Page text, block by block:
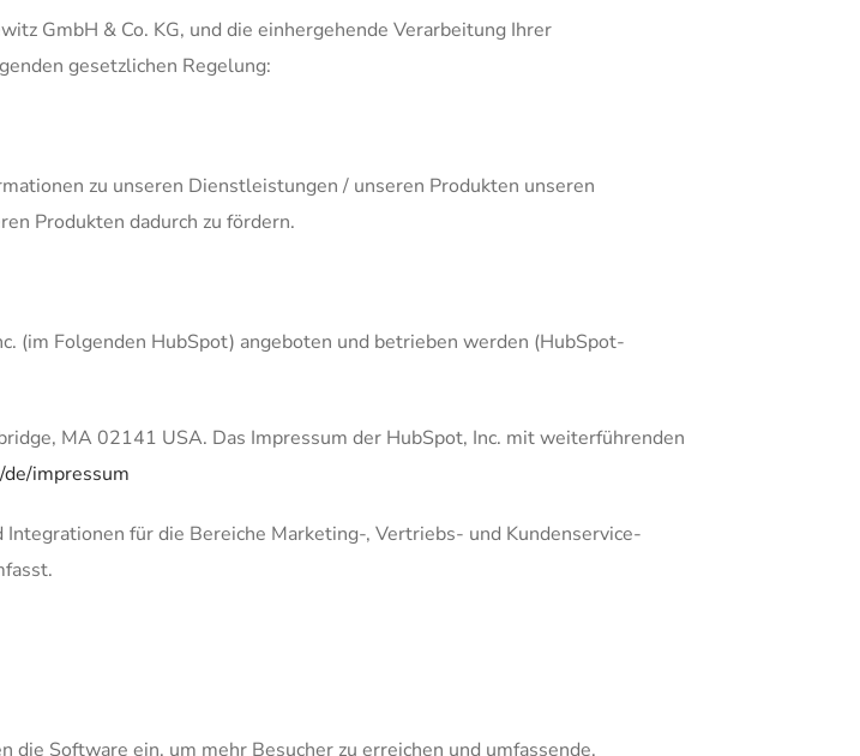
GmbH & Co. KG, und die einhergehende Verarbeitung Ihrer
gesetzlichen Regelung:
zu unseren Dienstleistungen / unseren Produkten unseren
Produkten dadurch zu fördern.
(im Folgenden HubSpot) angeboten und betrieben werden (HubSpot-
MA 02141 USA. Das Impressum der HubSpot, Inc. mit weiterführenden
impressum
für die Bereiche Marketing-, Vertriebs- und Kundenservice-
Software ein, um mehr Besucher zu erreichen und umfassende,